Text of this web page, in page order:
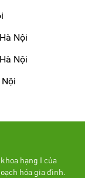
Nội
Nội
hạng I của
hóa gia đình.